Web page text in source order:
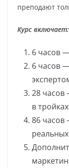
преподают
Курс включает:
6 часов
6 часов
28 часов
в тройках
86 часов